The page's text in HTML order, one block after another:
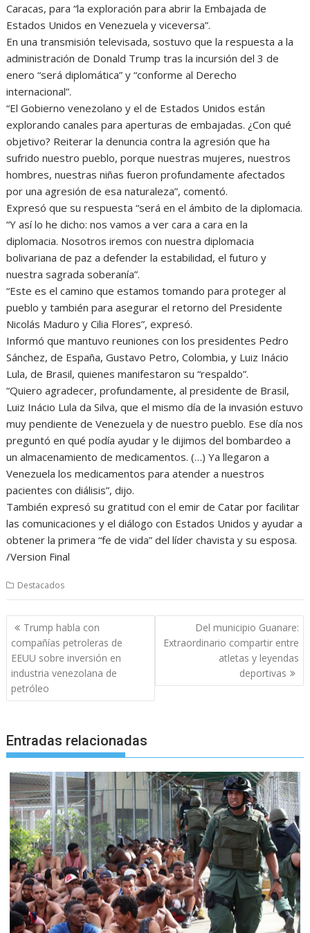
Caracas, para “la exploración para abrir la Embajada de
Estados Unidos en Venezuela y viceversa”.
En una transmisión televisada, sostuvo que la respuesta a la
administración de Donald Trump tras la incursión del 3 de
enero “será diplomática” y “conforme al Derecho
internacional”.
“El Gobierno venezolano y el de Estados Unidos están
explorando canales para aperturas de embajadas. ¿Con qué
objetivo? Reiterar la denuncia contra la agresión que ha
sufrido nuestro pueblo, porque nuestras mujeres, nuestros
hombres, nuestras niñas fueron profundamente afectados
por una agresión de esa naturaleza”, comentó.
Expresó que su respuesta “será en el ámbito de la diplomacia.
“Y así lo he dicho: nos vamos a ver cara a cara en la
diplomacia. Nosotros iremos con nuestra diplomacia
bolivariana de paz a defender la estabilidad, el futuro y
nuestra sagrada soberanía”.
“Este es el camino que estamos tomando para proteger al
pueblo y también para asegurar el retorno del Presidente
Nicolás Maduro y Cilia Flores”, expresó.
Informó que mantuvo reuniones con los presidentes Pedro
Sánchez, de España, Gustavo Petro, Colombia, y Luiz Inácio
Lula, de Brasil, quienes manifestaron su “respaldo”.
“Quiero agradecer, profundamente, al presidente de Brasil,
Luiz Inácio Lula da Silva, que el mismo día de la invasión estuvo
muy pendiente de Venezuela y de nuestro pueblo. Ese día nos
preguntó en qué podía ayudar y le dijimos del bombardeo a
un almacenamiento de medicamentos. (…) Ya llegaron a
Venezuela los medicamentos para atender a nuestros
pacientes con diálisis”, dijo.
También expresó su gratitud con el emir de Catar por facilitar
las comunicaciones y el diálogo con Estados Unidos y ayudar a
obtener la primera “fe de vida” del líder chavista y su esposa.
/Version Final
Destacados
Navegación
de
entradas
Trump habla con
compañías petroleras de
EEUU sobre inversión en
industria venezolana de
petróleo
Del municipio Guanare:
Extraordinario compartir entre
atletas y leyendas
deportivas
Entradas relacionadas